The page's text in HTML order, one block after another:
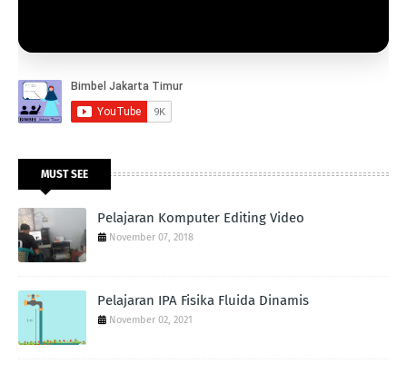
MUST SEE
Pelajaran Komputer Editing Video
November 07, 2018
Pelajaran IPA Fisika Fluida Dinamis
November 02, 2021